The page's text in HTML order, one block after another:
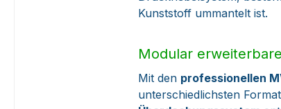
Kunststoff ummantelt ist.
Modular
Mit den professionellen
unterschiedlichsten